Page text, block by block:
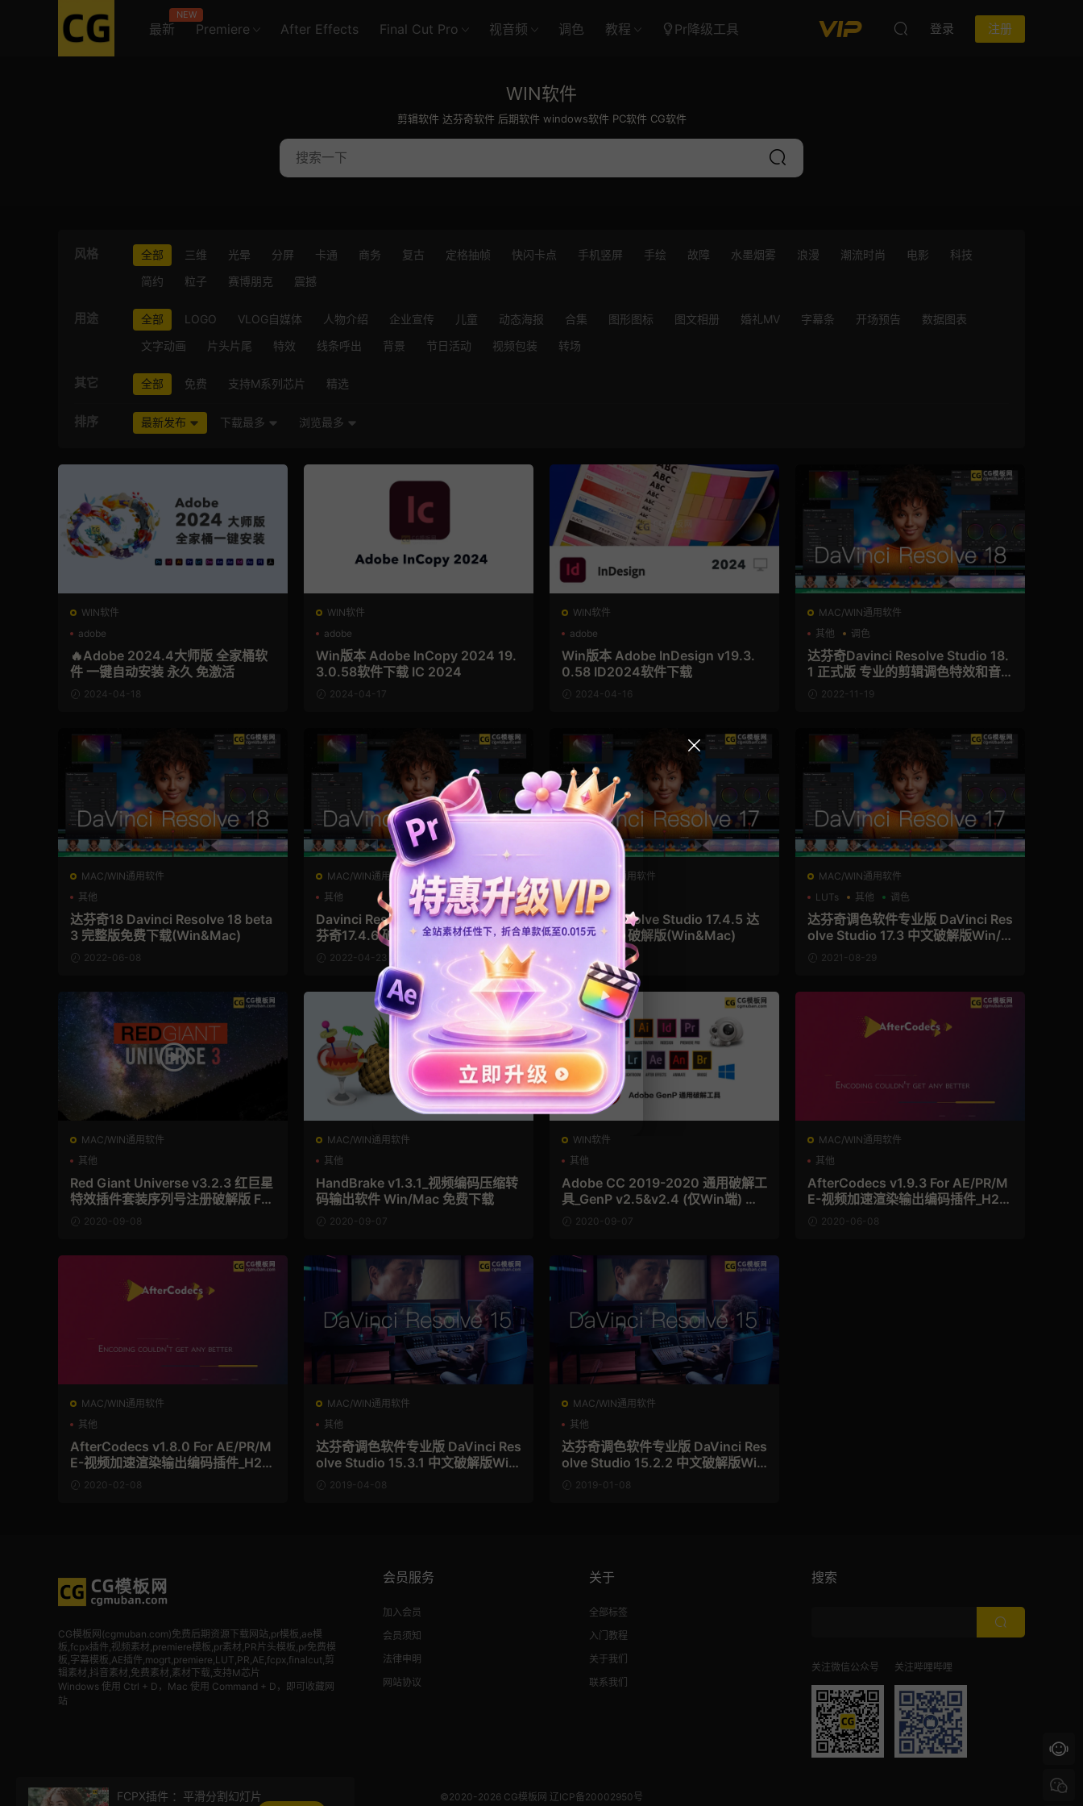
最新
NEW
Premiere After Effects Final Cut Pro 视音频 调色 教程 Pr降级工具 登录 注册
WIN软件
剪辑软件 达芬奇软件 后期软件 windows软件 PC软件 CG软件
风格 全部 三维 光晕 分屏 卡通 商务 复古 定格抽帧 快闪卡点 手机竖屏 手绘 故障 水墨烟雾 浪漫 潮流时尚 电影
科技
简约
粒子 赛博朋克 震撼
用途 全部 LOGO VLOG自媒体 人物介绍 企业宣传 儿童 动态海报 合集 图形图标 图文相册 婚礼MV 字幕条 开场预告
数据图表
文字动画
片头片尾 特效 线条呼出 背景 节日活动 视频包装 转场
其它 全部 免费 支持M系列芯片 精选
排序 最新发布 下载最多 浏览最多
WIN软件
adobe
🔥Adobe 2024.4大师版 全家桶软
件 一键自动安装 永久 免激活
2024-04-18
WIN软件
adobe
Win版本 Adobe InCopy 2024 19.
3.0.58软件下载 IC 2024
2024-04-17
WIN软件
adobe
Win版本 Adobe InDesign v19.3.
0.58 ID2024软件下载
2024-04-16
MAC/WIN通用软件
其他
调色
达芬奇Davinci Resolve Studio 18.
1 正式版 专业的剪辑调色特效和音
频后期制作软件 含破解码(Win&Ma
c&Linux)
2022-11-19
MAC/WIN通用软件
其他
达芬奇18 Davinci Resolve 18 beta
3 完整版免费下载(Win&Mac)
2022-06-08
MAC/WIN通用软件
其他
Davinci Resolve Studio 17.4.6 达
芬奇17.4.6 破解版(Win&Mac)
2022-04-23
MAC/WIN通用软件
其他
Davinci Resolve Studio 17.4.5 达
芬奇17.4.5 破解版(Win&Mac)
2022-04-23
MAC/WIN通用软件
LUTs
其他 调色
达芬奇调色软件专业版 DaVinci Res
olve Studio 17.3 中文破解版Win/M
ac 2021-08-29
MAC/WIN通用软件
其他
Red Giant Universe v3.2.3 红巨星
特效插件套装序列号注册破解版 For
AE/PR/FCPX/OFX/达芬奇/VEGAS
(Win&Mac)
2020-09-08
MAC/WIN通用软件
其他
HandBrake v1.3.1_视频编码压缩转
码输出软件 Win/Mac 免费下载
2020-09-07
WIN软件
其他
Adobe CC 2019-2020 通用破解工
具_GenP v2.5&v2.4 (仅Win端) 免
费下载
2020-09-07
MAC/WIN通用软件
其他
AfterCodecs v1.9.3 For AE/PR/M
E-视频加速渲染输出编码插件_H26
4/H265/ProRes/Hap [Win/Mac]
2020-06-08
MAC/WIN通用软件
其他
AfterCodecs v1.8.0 For AE/PR/M
E-视频加速渲染输出编码插件_H26
4/H265/ProRes/Hap [Win/Mac]
2020-02-08
MAC/WIN通用软件
其他
达芬奇调色软件专业版 DaVinci Res
olve Studio 15.3.1 中文破解版Win/
Mac2019-04-08
MAC/WIN通用软件
其他
达芬奇调色软件专业版 DaVinci Res
olve Studio 15.2.2 中文破解版Wi
n/Mac
2019-01-08
CG模板网(cgmuban.com)免费后期资源下载网站,pr模板,ae模
板,fcpx插件,视频素材,premiere模板,pr素材,PR片头模板,pr免费模
板,字幕模板,AE插件,mogrt,premiere,LUT,PR,AE,fcpx,finalcut,剪
辑素材,抖音素材,免费素材,素材下载,支持M芯片
Windows 使用 Ctrl + D，Mac 使用 Command + D，即可收藏网
站
会员服务
加入会员
会员须知
法律申明
网站协议
关于
全部标签
入门教程
关于我们
联系我们
搜索
关注微信公众号 关注哔哩哔哩
©2020-2026 CG模板网 辽ICP备20002950号
FCPX插件 ：平滑分割幻灯片